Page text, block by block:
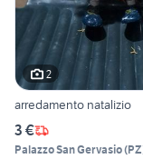
2
arredamento natalizio
3 €
Palazzo San Gervasio(PZ